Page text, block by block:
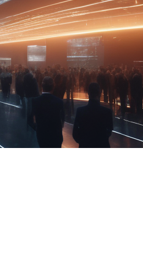
FAQ Zertifizierung